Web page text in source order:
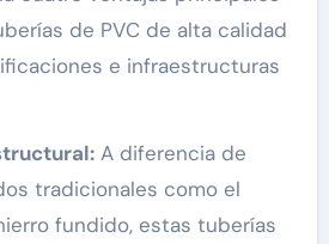
de PVC de alta calidad
e infraestructuras
A diferencia de
tradicionales como el
fundido, estas tuberías